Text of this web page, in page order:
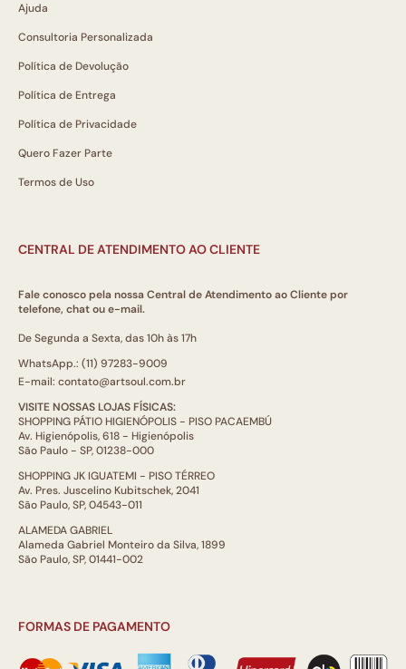
Ajuda
Consultoria Personalizada
Política de Devolução
Política de Entrega
Política de Privacidade
Quero Fazer Parte
Termos de Uso
CENTRAL DE ATENDIMENTO AO CLIENTE
Fale conosco pela nossa Central de Atendimento ao Cliente por
telefone, chat ou e-mail.
De Segunda a Sexta, das 10h às 17h
WhatsApp.: (11) 97283-9009
E-mail: contato@artsoul.com.br
VISITE NOSSAS LOJAS FÍSICAS:
SHOPPING PÁTIO HIGIENÓPOLIS - PISO PACAEMBÚ
Av. Higienópolis, 618 - Higienópolis
São Paulo - SP, 01238-000
SHOPPING JK IGUATEMI - PISO TÉRREO
Av. Pres. Juscelino Kubitschek, 2041
São Paulo, SP, 04543-011
ALAMEDA GABRIEL
Alameda Gabriel Monteiro da Silva, 1899
São Paulo, SP, 01441-002
FORMAS DE PAGAMENTO